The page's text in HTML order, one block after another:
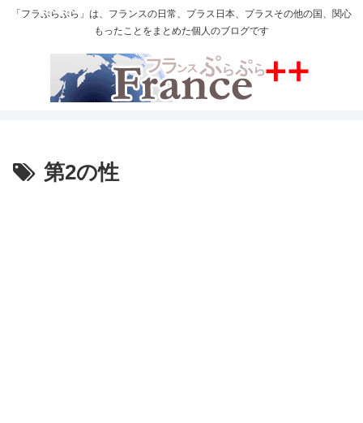
「フラぷらぷら」は、フランスの日常、プラス日本、プラスその他の国、関心
もったことをまとめた個人のブログです
第2の性